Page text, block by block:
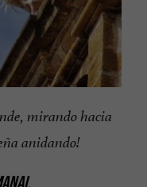
mirando hacia
anidando!